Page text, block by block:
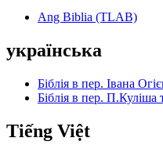
Ang Biblia (TLAB)
українська
Біблія в пер. Івана
Біблія в пер.
Tiếng Việt